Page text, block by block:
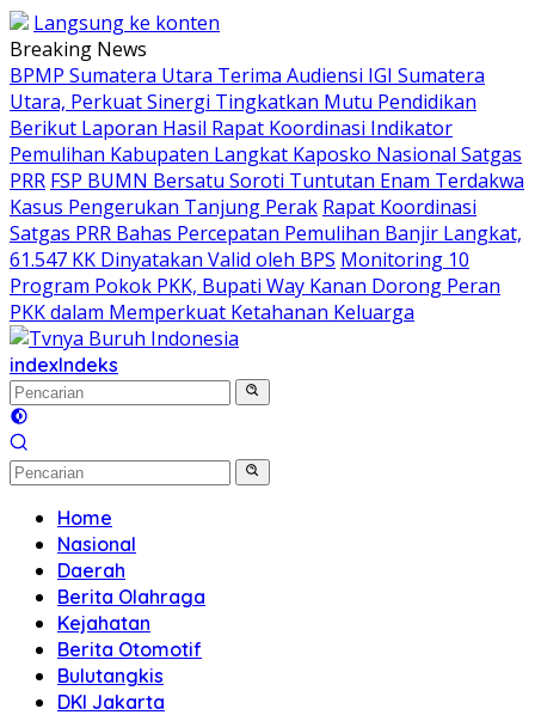
Langsung ke konten
Breaking News
BPMP Sumatera Utara Terima Audiensi IGI Sumatera
Utara, Perkuat Sinergi Tingkatkan Mutu Pendidikan
Berikut Laporan Hasil Rapat Koordinasi Indikator
Pemulihan Kabupaten Langkat Kaposko Nasional Satgas
PRR FSP BUMN Bersatu Soroti Tuntutan Enam Terdakwa
Kasus Pengerukan Tanjung Perak Rapat Koordinasi
Satgas PRR Bahas Percepatan Pemulihan Banjir Langkat,
61.547 KK Dinyatakan Valid oleh BPS Monitoring 10
Program Pokok PKK, Bupati Way Kanan Dorong Peran
PKK dalam Memperkuat Ketahanan Keluarga
indexIndeks
Home
Nasional
Daerah
Berita Olahraga
Kejahatan
Berita Otomotif
Bulutangkis
DKI Jakarta